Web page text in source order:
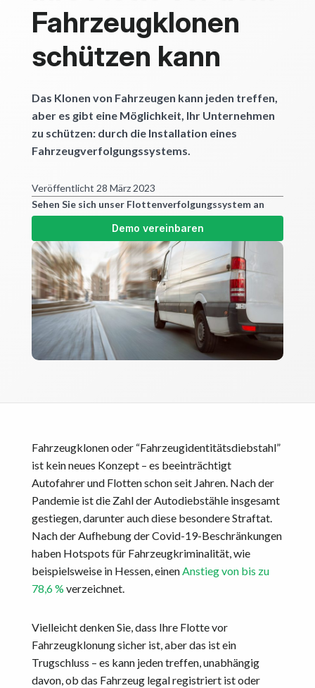
Fahrzeugklonen
schützen kann
Das Klonen von Fahrzeugen kann jeden treffen,
aber es gibt eine Möglichkeit, Ihr Unternehmen
zu schützen: durch die Installation eines
Fahrzeugverfolgungssystems.
Veröffentlicht 28 März 2023
Sehen Sie sich unser Flottenverfolgungssystem an
Demo vereinbaren
Fahrzeugklonen oder “Fahrzeugidentitätsdiebstahl”
ist kein neues Konzept – es beeinträchtigt
Autofahrer und Flotten schon seit Jahren. Nach der
Pandemie ist die Zahl der Autodiebstähle insgesamt
gestiegen, darunter auch diese besondere Straftat.
Nach der Aufhebung der Covid-19-Beschränkungen
haben Hotspots für Fahrzeugkriminalität, wie
beispielsweise in Hessen, einenAnstieg von bis zu
78,6 % verzeichnet.
Vielleicht denken Sie, dass Ihre Flotte vor
Fahrzeugklonung sicher ist, aber das ist ein
Trugschluss – es kann jeden treffen, unabhängig
davon, ob das Fahrzeug legal registriert ist oder